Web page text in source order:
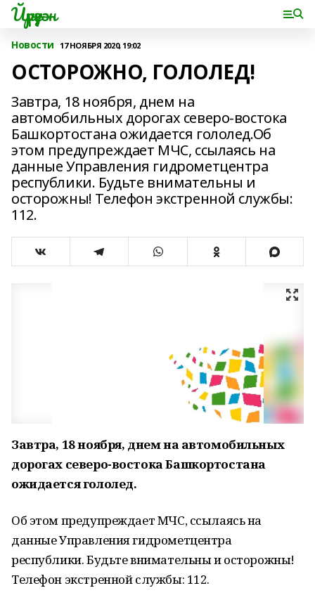
Йүрүҙән
Новости 17 НОЯБРЯ 2020, 19:02
ОСТОРОЖНО, ГОЛОЛЕД!
Завтра, 18 ноября, днем на
автомобильных дорогах северо-востока
Башкортостана ожидается гололед.Об
этом предупреждает МЧС, ссылаясь на
данные Управления гидрометцентра
республики. Будьте внимательны и
осторожны! Телефон экстренной службы:
112.
Завтра, 18 ноября, днем на автомобильных
дорогах северо-востока Башкортостана
ожидается гололед.
Об этом предупреждает МЧС, ссылаясь на
данные Управления гидрометцентра
республики. Будьте внимательны и осторожны!
Телефон экстренной службы: 112.